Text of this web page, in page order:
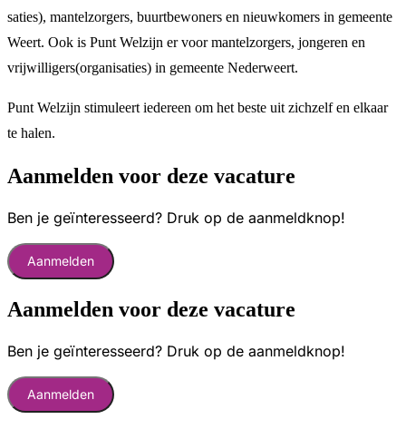
saties), mantel­­zorgers, buurt­bewoners en nieuw­komers in gemeente
Weert. Ook is Punt Welzijn er voor mantelzorgers, jongeren en
vrijwilligers(organisaties) in gemeente Nederweert.
Punt Welzijn stimuleert iedereen om het beste uit zichzelf en elkaar
te halen.
Aanmelden voor deze vacature
Ben je geïnteresseerd? Druk op de aanmeldknop!
Aanmelden
Aanmelden voor deze vacature
Ben je geïnteresseerd? Druk op de aanmeldknop!
Aanmelden